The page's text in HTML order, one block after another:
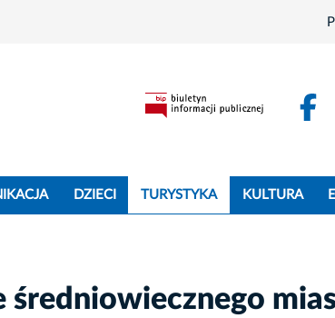
DZIECI TURYSTYKA KULTURA
średniowiecznego